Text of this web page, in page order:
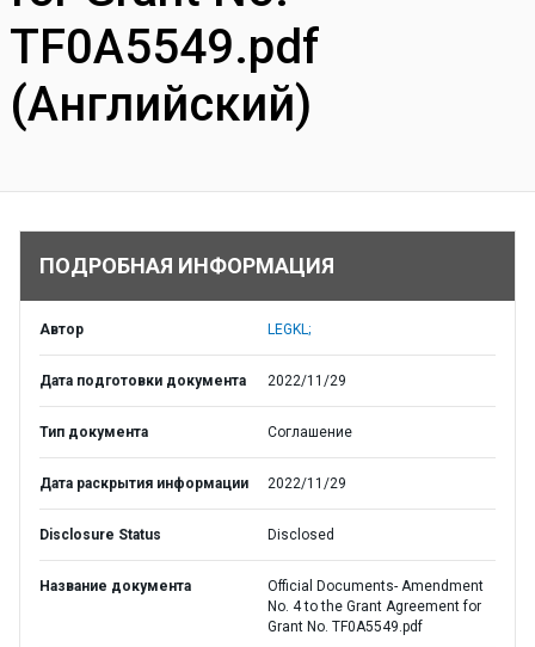
TF0A5549.pdf
(Английский)
ПОДРОБНАЯ ИНФОРМАЦИЯ
Автор LEGKL;
Дата подготовки документа 2022/11/29
Тип документа Соглашение
Дата раскрытия информации 2022/11/29
Disclosure Status Disclosed
Название документа
Official Documents- Amendment
No. 4 to the Grant Agreement for
Grant No. TF0A5549.pdf